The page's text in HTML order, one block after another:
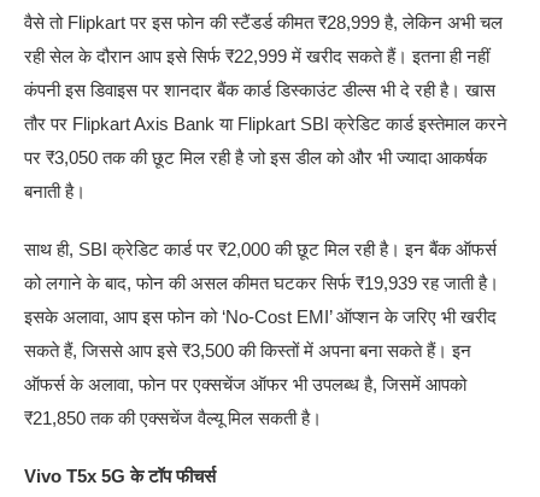
वैसे तो Flipkart पर इस फोन की स्टैंडर्ड कीमत ₹28,999 है, लेकिन अभी चल
रही सेल के दौरान आप इसे सिर्फ ₹22,999 में खरीद सकते हैं। इतना ही नहीं
कंपनी इस डिवाइस पर शानदार बैंक कार्ड डिस्काउंट डील्स भी दे रही है। खास
तौर पर Flipkart Axis Bank या Flipkart SBI क्रेडिट कार्ड इस्तेमाल करने
पर ₹3,050 तक की छूट मिल रही है जो इस डील को और भी ज्यादा आकर्षक
बनाती है।
साथ ही, SBI क्रेडिट कार्ड पर ₹2,000 की छूट मिल रही है। इन बैंक ऑफर्स
को लगाने के बाद, फोन की असल कीमत घटकर सिर्फ ₹19,939 रह जाती है।
इसके अलावा, आप इस फोन को ‘No-Cost EMI’ ऑप्शन के जरिए भी खरीद
सकते हैं, जिससे आप इसे ₹3,500 की किस्तों में अपना बना सकते हैं। इन
ऑफर्स के अलावा, फोन पर एक्सचेंज ऑफर भी उपलब्ध है, जिसमें आपको
₹21,850 तक की एक्सचेंज वैल्यू मिल सकती है।
Vivo T5x 5G के टॉप फीचर्स